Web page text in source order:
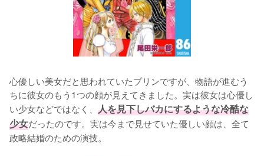
心優しい美女だと思われていたプリンですが、物語が進むう
ちに彼女のもう1つの顔が見えてきました。実は彼女は心優し
い少女などではなく、 人を見下しバカにするような冷酷な
少女だったのです。実は今まで見せていた優しい顔は、全て
政略結婚のための演技。